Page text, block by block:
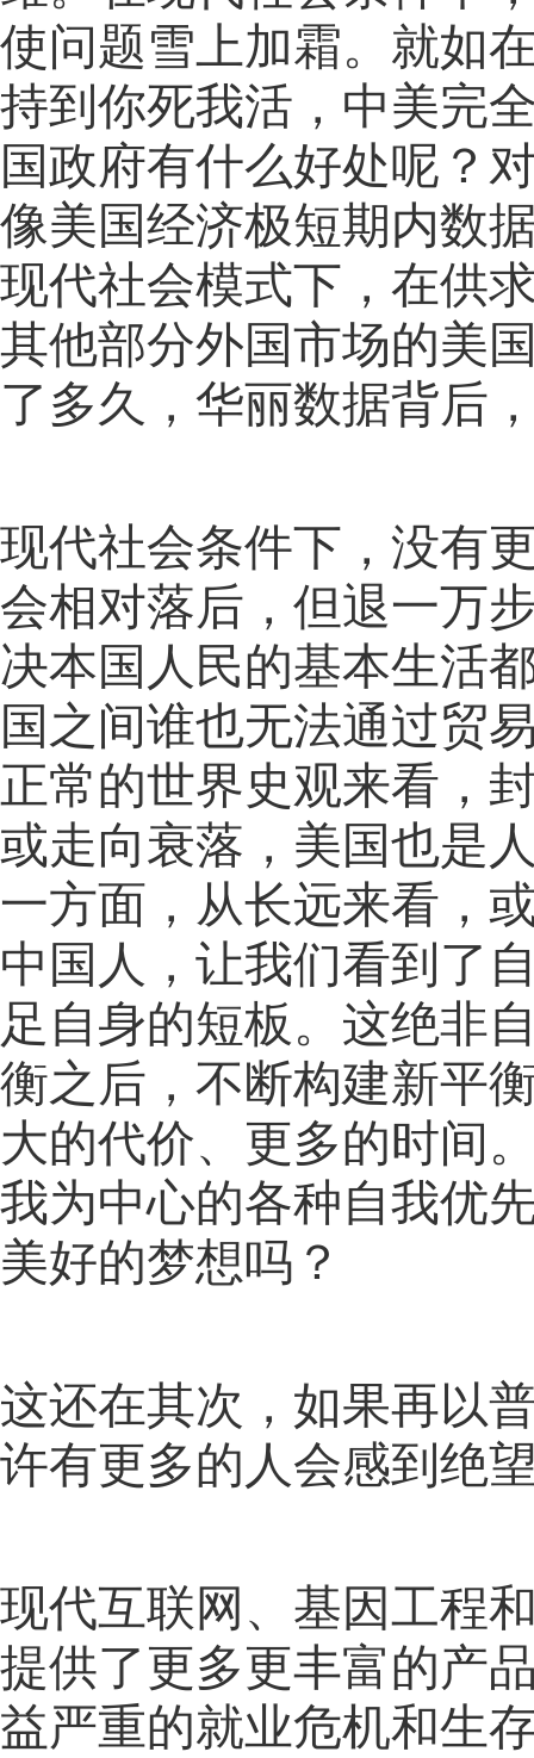
使问题雪上加霜。就如
持到你死我活，中美完
国政府有什么好处呢？
像美国经济极短期内数
现代社会模式下，在供
其他部分外国市场的美
了多久，华丽数据背后
现代社会条件下，没有
会相对落后，但退一万
决本国人民的基本生活
国之间谁也无法通过贸
正常的世界史观来看，
或走向衰落，美国也是
一方面，从长远来看，
中国人，让我们看到了
足自身的短板。这绝非
衡之后，不断构建新平
大的代价、更多的时间
我为中心的各种自我优
美好的梦想吗？
这还在其次，如果再以
许有更多的人会感到绝
现代互联网、基因工程
提供了更多更丰富的产
益严重的就业危机和生